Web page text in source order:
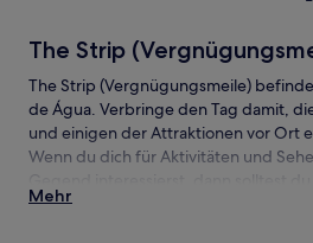
können
Bedingungen
gelten.
The Strip
The Strip (Vergnügungsmeile)
de Água. Verbringe den Tag damit,
und einigen der Attraktionen vor Ort
Wenn du dich für Aktivitäten und
nicht entgehen lassen: Altstadtplatz
Mehr